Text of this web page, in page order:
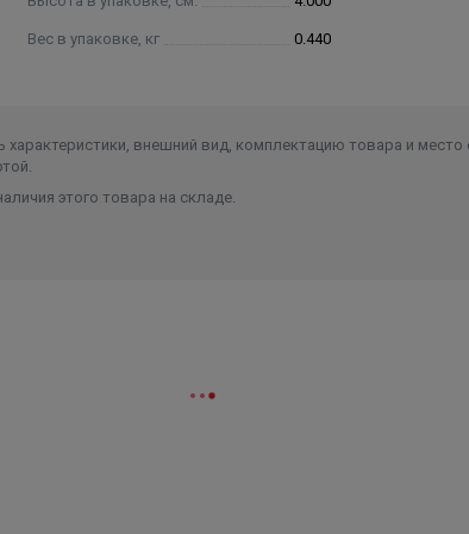
Вес в упаковке, кг 0.440
внешний вид, комплектацию товара и место
этого товара на складе.